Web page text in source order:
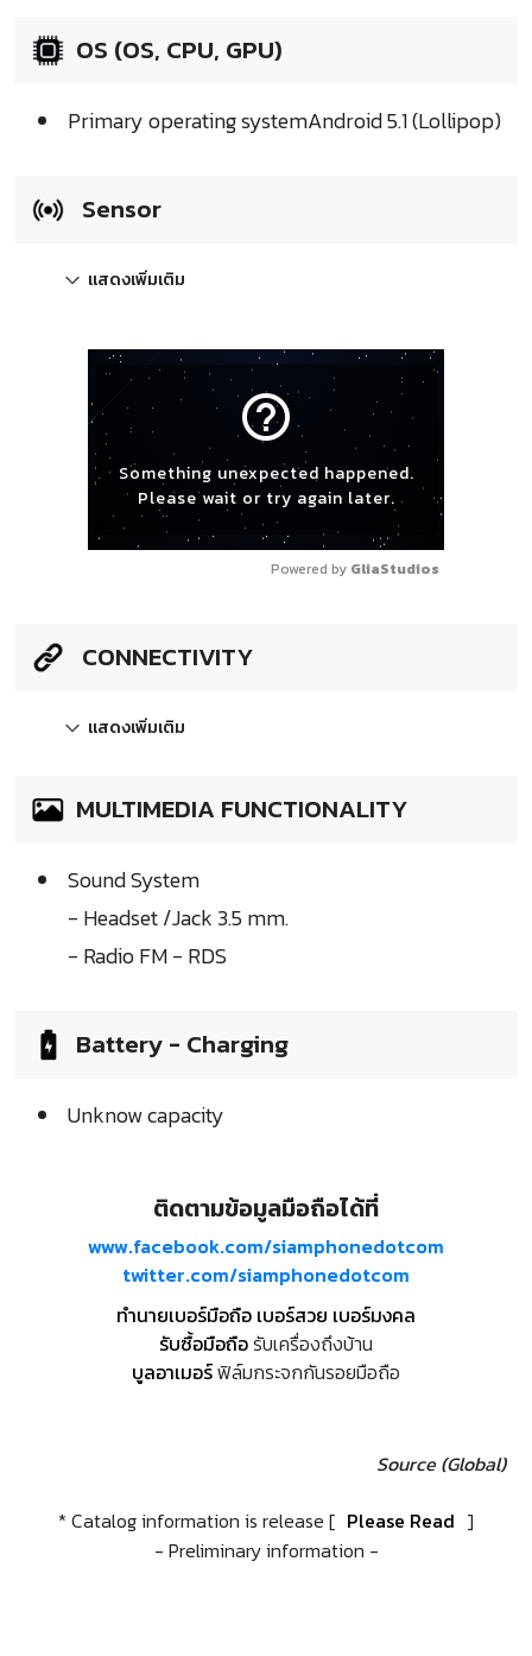
OS (OS, CPU, GPU)
Primary operating systemAndroid 5.1 (Lollipop)
Sensor
แสดงเพิ่มเติม
help_outline
Something unexpected happened.
Please wait or try again later.
Powered by GliaStudios
CONNECTIVITY
แสดงเพิ่มเติม
MULTIMEDIA FUNCTIONALITY
Sound System
- Headset /Jack 3.5 mm.
- Radio FM - RDS
Battery - Charging
Unknow capacity
ติดตามข้อมูลมือถือได้ที่
www.facebook.com/siamphonedotcom
twitter.com/siamphonedotcom
ทำนายเบอร์มือถือ เบอร์สวย เบอร์มงคล
รับซื้อมือถือรับเครื่องถึงบ้าน
บูลอาเมอร์ฟิล์มกระจกกันรอยมือถือ
Source (Global)
* Catalog information is release [ Please Read ]
- Preliminary information -